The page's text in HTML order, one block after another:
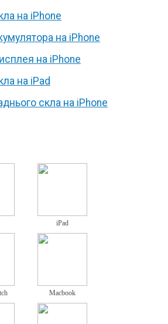
на iPhone
на iPhone
на iPhone
на iPad
скла на iPhone
iPad
Macbook